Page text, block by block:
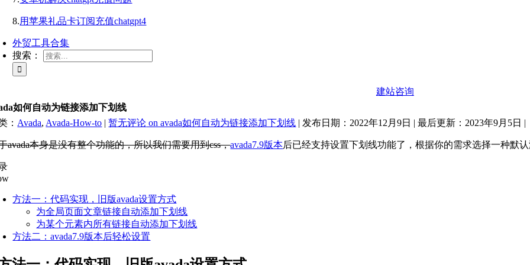
8.用苹果礼品卡订阅充值chatgpt4
外贸工具合集
搜索：
建站咨询
如何自动为链接添加下划线
： Avada, Avada-How-to |暂无评论 on avada如何自动为链接添加下划线 | 发布日期：2022年12月9日 |最后更新：2023年9月5日 |
avada本身是没有整个功能的，所以我们需要用到css，avada7.9版本后已经支持设置下划线功能了，根据你的需求选择一种默认
方法一：代码实现，旧版avada设置方式
为全局页面文章链接自动添加下划线
为某个元素内所有链接自动添加下划线
方法二：avada7.9版本后轻松设置